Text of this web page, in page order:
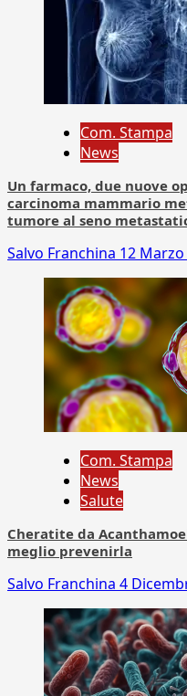
Com. Stampa
News
Un farmaco, due nuove
carcinoma mammario
tumore al seno
Salvo Franchina 12
Com. Stampa
News
Salute
Cheratite da
meglio prevenirla
Salvo Franchina 4